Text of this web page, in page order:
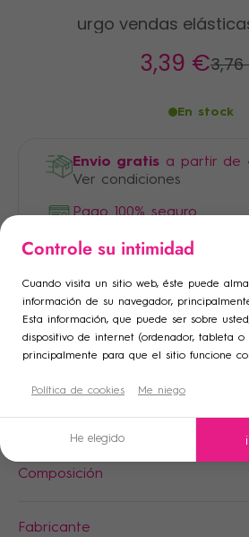
urgo vendas
3,39 €3
En stock
Envio gratis a partir de
Ver condiciones
Pago 100% seguro
Condiciones de uso
Composición
Fabricante
Añadir a la lista de deseos
add_circle_outline Crear una nueva lista
Crear lista de deseos
Nombre de la lista de deseos
Cancelar Crear lista de deseos
Iniciar sesión
Debe iniciar sesión para guardar
deseos.
Cancelar Iniciar sesión
Controle su intimidad
Cuando visita un sitio web, éste puede
información de su navegador,
Esta información, que puede ser sobre
dispositivo de internet (ordenador, tableta o
principalmente para que el sitio funcione
Política de cookies Me niego
He elegido